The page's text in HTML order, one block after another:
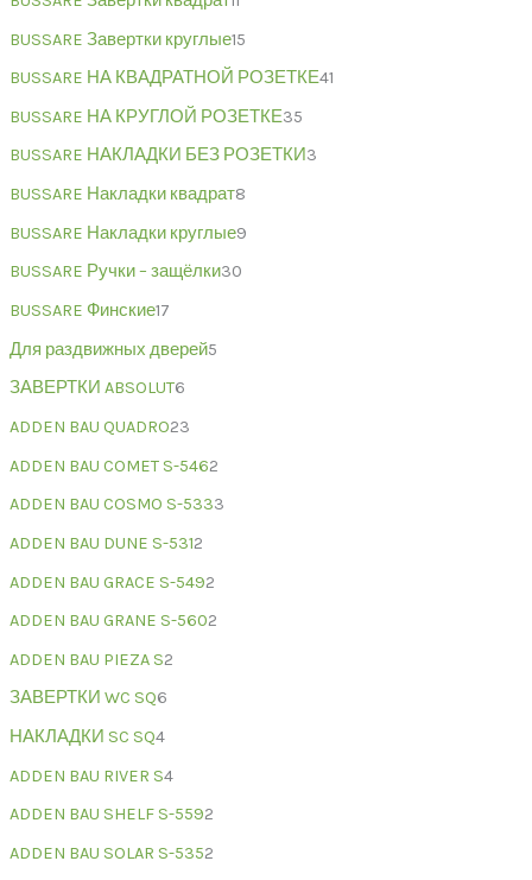
BUSSARE Завертки круглые15
BUSSARE НА КВАДРАТНОЙ РОЗЕТКЕ41
BUSSARE НА КРУГЛОЙ РОЗЕТКЕ35
BUSSARE НАКЛАДКИ БЕЗ РОЗЕТКИ3
BUSSARE Накладки квадрат8
BUSSARE Накладки круглые9
BUSSARE Ручки – защёлки30
BUSSARE Финские17
Для раздвижных дверей5
ЗАВЕРТКИ ABSOLUT6
ADDEN BAU QUADRO23
ADDEN BAU COMET S-5462
ADDEN BAU COSMO S-5333
ADDEN BAU DUNE S-5312
ADDEN BAU GRACE S-5492
ADDEN BAU GRANE S-5602
ADDEN BAU PIEZA S2
ЗАВЕРТКИ WC SQ6
НАКЛАДКИ SC SQ4
ADDEN BAU RIVER S4
ADDEN BAU SHELF S-5592
ADDEN BAU SOLAR S-5352